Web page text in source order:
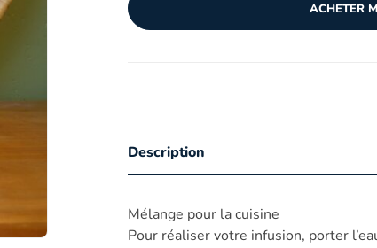
ACHETER
Description
Mélange pour la cuisine
Pour réaliser votre infusion, porter